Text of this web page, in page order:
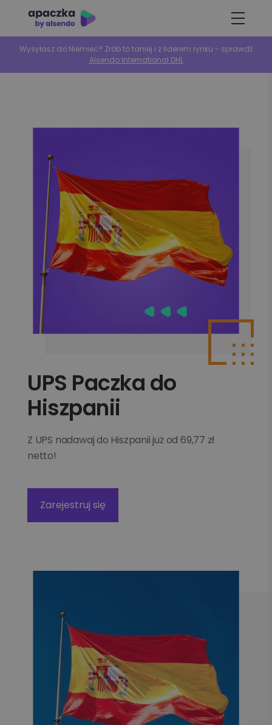
Wysyłasz do Niemiec? Zrób to taniej i z liderem rynku - sprawdź
Alsendo International DHL
UPS Paczka do
Hiszpanii
Z UPS nadawaj do Hiszpanii już od 69,77 zł
netto!
Zarejestruj się